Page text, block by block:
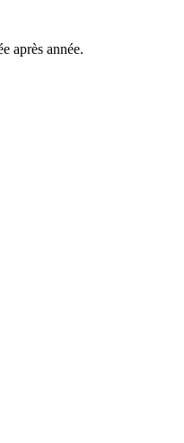
après année.